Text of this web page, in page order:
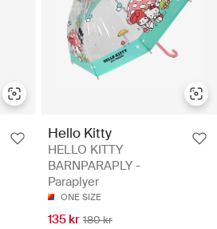
Hello Kitty
HELLO KITTY
BARNPARAPLY -
Paraplyer
ONE SIZE
135 kr 180 kr